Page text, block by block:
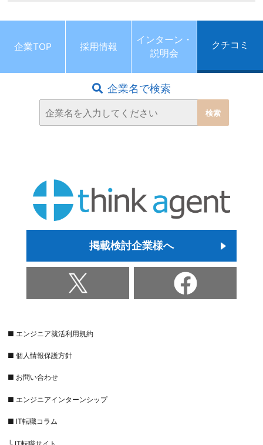
企業TOP 採用情報
インターン・
説明会
クチコミ
企業名で検索
掲載検討企業様へ
■ エンジニア就活利用規約
■ 個人情報保護方針
■ お問い合わせ
■ エンジニアインターンシップ
■ IT転職コラム